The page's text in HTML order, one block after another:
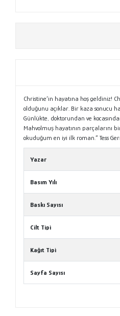
Christine’in hayatına hoş geldiniz!
olduğunu açıklar. Bir kaza sonucu
Günlükte, doktorundan ve
Mahvolmuş hayatının parçalarını
okuduğum en iyi ilk roman.” Tess
Yazar
Basım Yılı
Baskı Sayısı
Cilt Tipi
Kağıt Tipi
Sayfa Sayısı